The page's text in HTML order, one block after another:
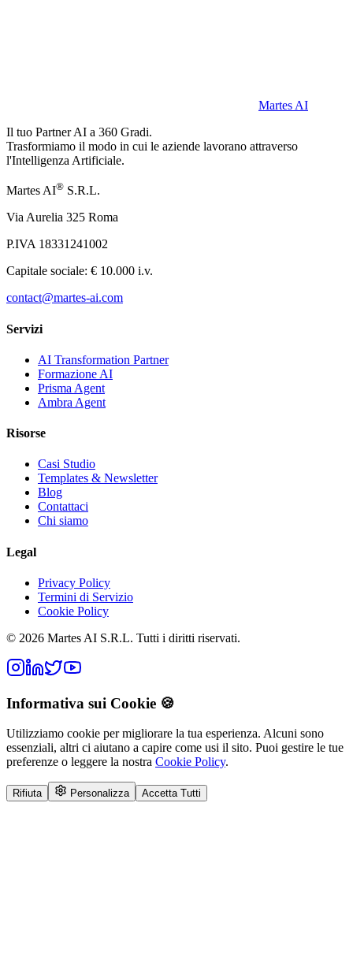
Martes AI
Il tuo Partner AI a 360 Gradi.
Trasformiamo il modo in cui le aziende lavorano attraverso
l'Intelligenza Artificiale.
Martes AI® S.R.L.
Via Aurelia 325 Roma
P.IVA 18331241002
Capitale sociale: € 10.000 i.v.
contact@martes-ai.com
Servizi
AI Transformation Partner
Formazione AI
Prisma Agent
Ambra Agent
Risorse
Casi Studio
Templates & Newsletter
Blog
Contattaci
Chi siamo
Legal
Privacy Policy
Termini di Servizio
Cookie Policy
© 2026 Martes AI S.R.L. Tutti i diritti riservati.
Informativa sui Cookie 🍪
Utilizziamo cookie per migliorare la tua esperienza. Alcuni sono
essenziali, altri ci aiutano a capire come usi il sito. Puoi gestire le tue
preferenze o leggere la nostra Cookie Policy.
Rifiuta Personalizza Accetta Tutti